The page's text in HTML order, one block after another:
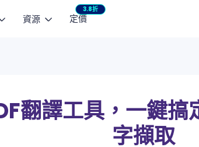
文生影片 產品廣告
將商品亮點化為影片廣告
MiniMax H3 NEW
Seedance 2.0 Mini
資源
AI 小說產生器：免費無限生成故事
3 款 AI 親吻影片產生器推薦
定價
3.8折
翻譯工具，一鍵搞
字擷取